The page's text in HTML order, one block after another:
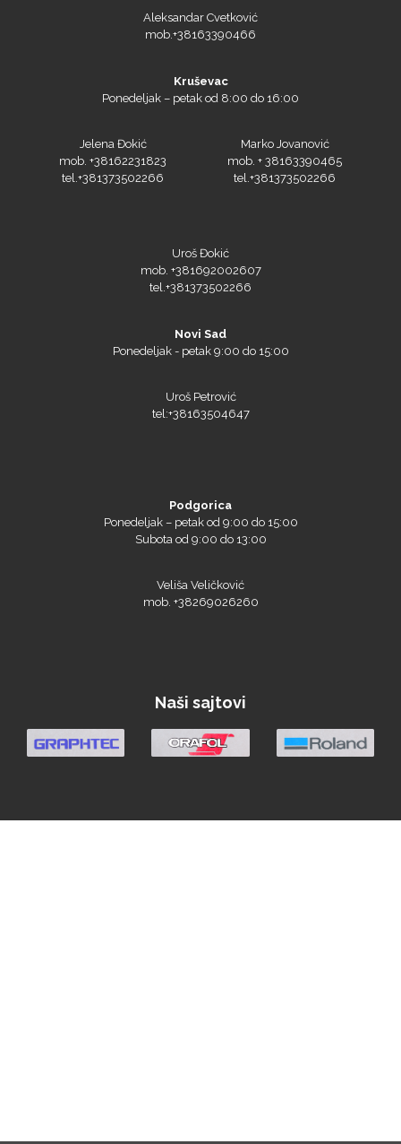
Aleksandar Cvetković
mob.+38163390466
Kruševac
Ponedeljak – petak od 8:00 do 16:00
Jelena Đokić
mob. +38162231823
tel.+381373502266
Marko Jovanović
mob. + 38163390465
tel.+381373502266
Uroš Đokić
mob. +381692002607
tel.+381373502266
Novi Sad
Ponedeljak - petak 9:00 do 15:00
Uroš Petrović
tel:+38163504647
Podgorica
Ponedeljak – petak od 9:00 do 15:00
Subota od 9:00 do 13:00
Veliša Veličković
mob. +38269026260
Naši sajtovi